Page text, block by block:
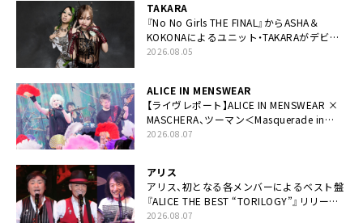
TAKARA
『No No Girls THE FINAL』からASHA＆
KOKONAによるユニット・TAKARAがデビュ
ー
2026.08.05
ALICE IN MENSWEAR
【ライヴレポート】ALICE IN MENSWEAR ×
MASCHERA、ツーマン＜Masquerade in
Wonderland＞に一夜限り豪華共演と14年
2026.08.07
アリス
アリス、初となる各メンバーによるベスト盤
『ALICE THE BEST “TORILOGY”』リリース
決定
2026.08.07